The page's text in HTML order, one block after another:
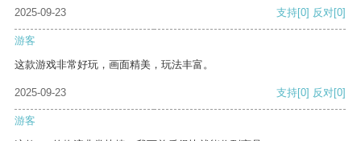
2025-09-23 支持[0] 反对[0]
游客
这款游戏非常好玩，画面精美，玩法丰富。
2025-09-23 支持[0] 反对[0]
游客